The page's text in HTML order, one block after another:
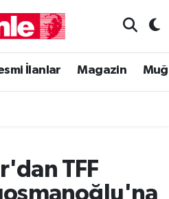
İlanlar Magazin
TFF
Haritası
ve Fikstür